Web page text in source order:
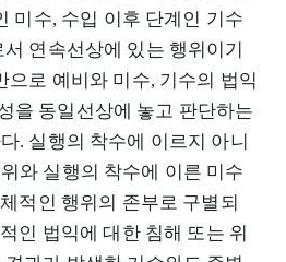
미수, 수입 이후 단계인 기수
연속선상에 있는 행위이기
으로 예비와 미수, 기수의 법익
을 동일선상에 놓고 판단하는
. 실행의 착수에 이르지 아니
와 실행의 착수에 이른 미수
적인 행위의 존부로 구별되
인 법익에 대한 침해 또는 위